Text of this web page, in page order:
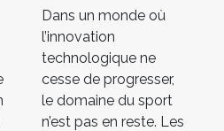
améliorent la
rapidité et
l'exactitude
des résultats
sportifs
Dans un monde où
l’innovation
technologique ne
cesse de progresser,
le domaine du sport
n’est pas en reste. Les